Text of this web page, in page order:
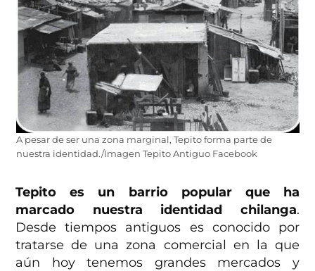
A pesar de ser una zona marginal, Tepito forma parte de
nuestra identidad./Imagen Tepito Antiguo Facebook
Tepito es un barrio popular que ha
marcado nuestra identidad chilanga.
Desde tiempos antiguos es conocido por
tratarse de una zona comercial en la que
aún hoy tenemos grandes mercados y